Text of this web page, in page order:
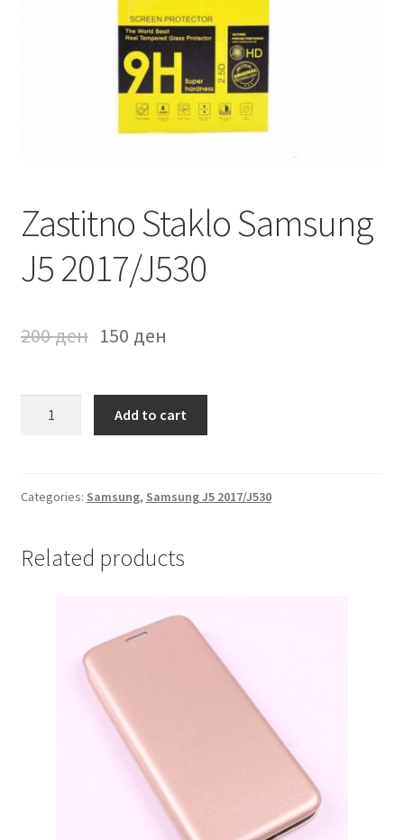
Сервис за мобилни телефони
Zastitno Staklo Samsung
J5 2017/J530
200ден 150 ден
2017/J530
Add to cart
Categories: Samsung, Samsung J5 2017/J530
Related products